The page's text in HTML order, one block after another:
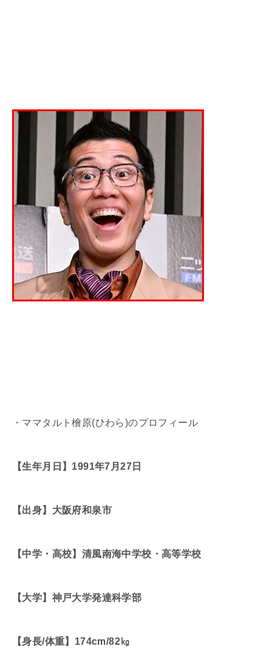
・ママタルト檜原(ひわら)のプロフィール
【生年月日】1991年7月27日
【出身】大阪府和泉市
【中学・高校】清風南海中学校・高等学校
【大学】神戸大学発達科学部
【身長/体重】174cm/82㎏